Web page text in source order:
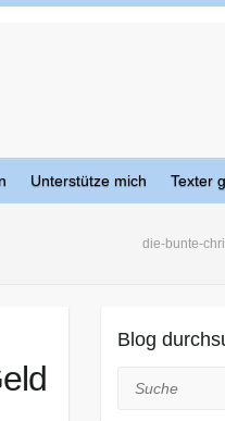
Unterstütze mich Texter
die-bunte-
Blog
Suche